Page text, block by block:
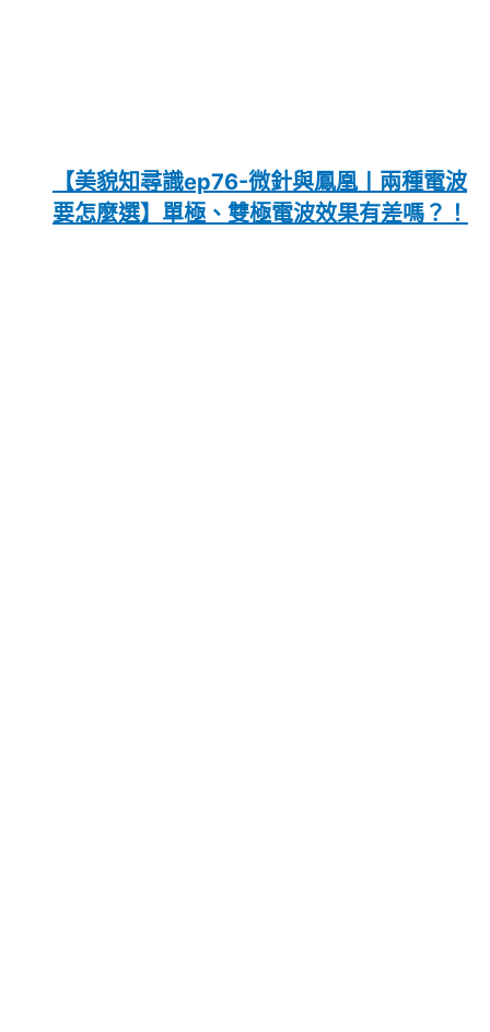
【美貌知尋識ep76-微針與鳳凰〡兩種電波
要怎麼選】單極、雙極電波效果有差嗎？！